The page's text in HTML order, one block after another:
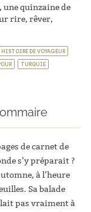
une quinzaine de
rire, rêver,
HISTOIRE DE VOYAGEUR
TURQUIE
de carnet de
s’y préparait ?
à l’heure
Sa balade
pas vraiment à